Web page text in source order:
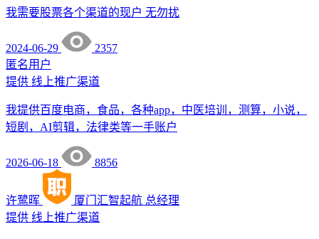
我需要股票各个渠道的现户 无勿扰
2024-06-29
2357
匿名用户
提供 线上推广渠道
我提供百度电商，食品，各种app，中医培训，测算，小说，
短剧，AI剪辑，法律类等一手账户
2026-06-18 8856
许鹭晖 厦门汇智起航 总经理
提供 线上推广渠道